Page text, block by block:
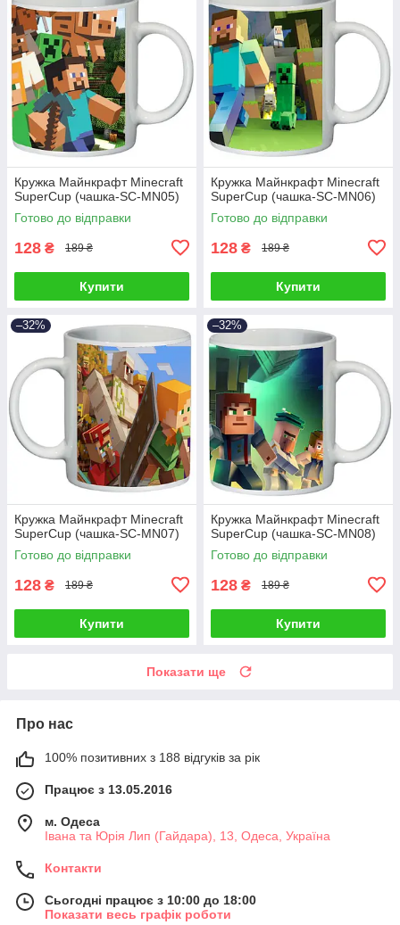
Кружка Майнкрафт Minecraft
SuperCup (чашка-SC-MN05)
Готово до відправки
128 ₴ 189 ₴
Купити
Кружка Майнкрафт Minecraft
SuperCup (чашка-SC-MN06)
Готово до відправки
128 ₴ 189 ₴
Купити
–32%
Кружка Майнкрафт Minecraft
SuperCup (чашка-SC-MN07)
Готово до відправки
128 ₴ 189 ₴
Купити
–32%
Кружка Майнкрафт Minecraft
SuperCup (чашка-SC-MN08)
Готово до відправки
128 ₴ 189 ₴
Купити
Показати ще
Про нас
100% позитивних з 188 відгуків за рік
Працює з 13.05.2016
м. Одеса
Івана та Юрія Лип (Гайдара), 13, Одеса, Україна
Контакти
Сьогодні працює з 10:00 до 18:00
Показати весь графік роботи